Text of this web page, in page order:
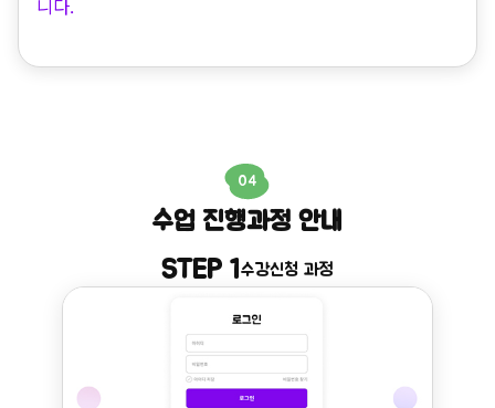
니다.
04
수업 진행과정 안내
STEP 1수강신청 과정